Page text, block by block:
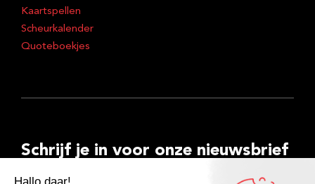
Kaartspellen
Scheurkalender
Quoteboekjes
Schrijf je in voor onze nieuwsbrief